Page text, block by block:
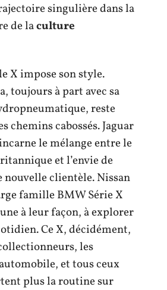
singulière dans la
de laculture
X impose son style.
toujours à part avec sa
reste
chemins cabossés. Jaguar
le mélange entre le
et l’envie de
clientèle. Nissan
famille BMW Série X
à leur façon, à explorer
Ce X, décidément,
les
et tous ceux
plus la routine sur